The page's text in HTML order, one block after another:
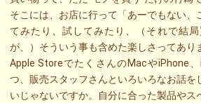
そこには、お店に行って「あーでもない、
てみたり、試してみたり、（それで結
が、）そういう事も含めた楽しさってあり
Apple StoreでたくさんのMacやiPhone
つ、販売スタッフさんといろいろなお話を
いじゃないですか。自分に合った製品やス